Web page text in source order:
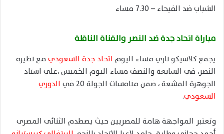
الشباب ضد الفيحاء – 7.30 مساء
مباراة اتحاد جدة ضد النصر والقناة الناقلة
يجمع كلاسيكو ناري مساء اليوم اتحاد جدة السعودي مع نظيره
النصر، في السابعة والنصف مساء اليوم الخميس ،علي استاد
الجوهرة المشعة ، ضمن منافسات الجولة 20 في
الدوري
السعودي.
وتعتبر المواجهة هامة للمصريين حيث يصطدم الثنائى المصرى